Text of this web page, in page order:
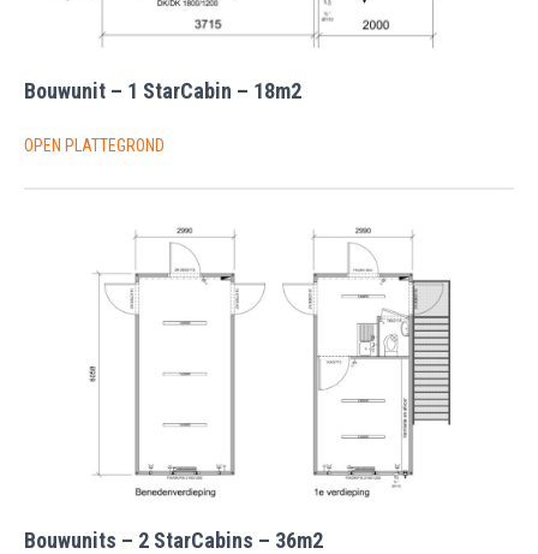
Bouwunit – 1 StarCabin – 18m2
OPEN PLATTEGROND
Bouwunits – 2 StarCabins – 36m2